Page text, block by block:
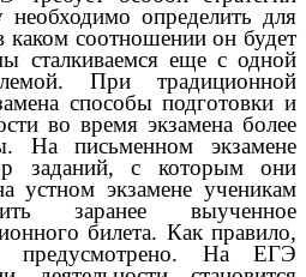
необходимо определить для
каком соотношении он будет
сталкиваемся еще с одной
При традиционной
способы подготовки и
во время экзамена более
На письменном экзамене
заданий, с которым они
устном экзамене ученикам
заранее выученное
билета. Как правило,
предусмотрено. На ЕГЭ